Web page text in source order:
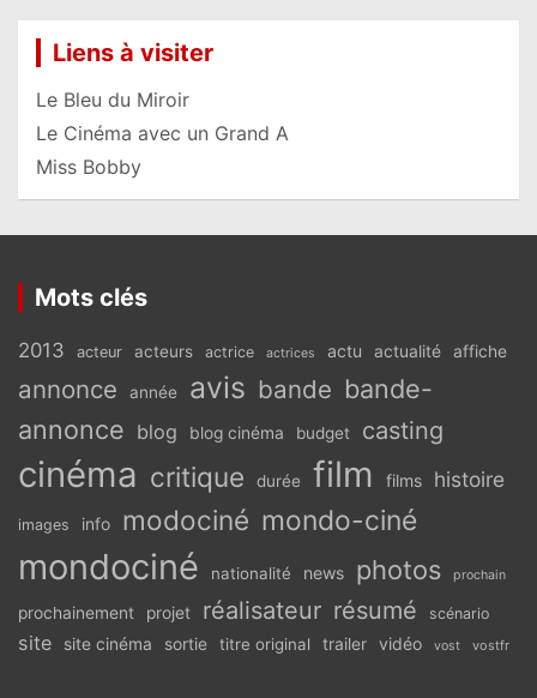
Liens à visiter
Le Bleu du Miroir
Le Cinéma avec un Grand A
Miss Bobby
Mots clés
2013 acteur acteurs actrice actrices actu actualité affiche
annonce année avis bande bande-
annonce blog blog cinéma budget casting
cinéma critique durée film films histoire
images info modociné mondo-ciné
mondociné nationalité news photos prochain
prochainement projet réalisateur résumé scénario
site site cinéma sortie titre original trailer vidéo vost vostfr